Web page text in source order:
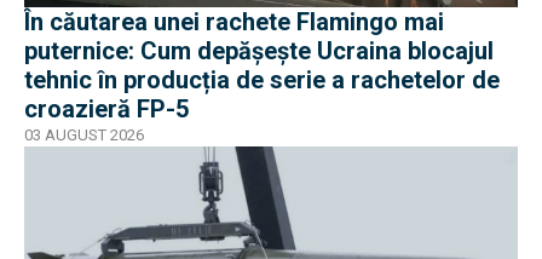
În căutarea unei rachete Flamingo mai
puternice: Cum depășește Ucraina blocajul
tehnic în producția de serie a rachetelor de
croazieră FP-5
03 AUGUST 2026